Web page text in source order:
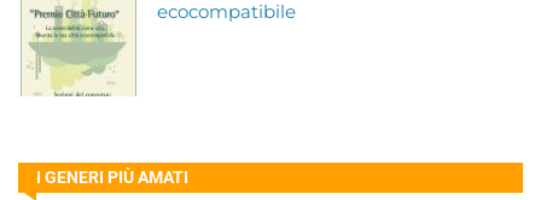
ecocompatibile
I GENERI PIÙ AMATI